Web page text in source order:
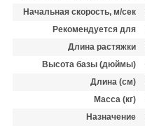
Начальная скорость, м/сек
Рекомендуется для
Длина растяжки
Высота базы (дюймы)
Длина (см)
Масса (кг)
Назначение